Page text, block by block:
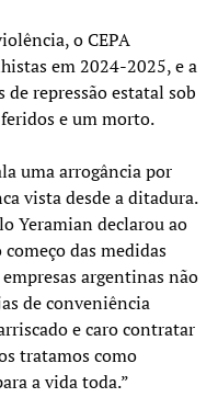
o CEPA
em 2024-2025, e a
repressão estatal sob
e um morto.
uma arrogância por
vista desde a ditadura.
Yeramian declarou ao
começo das medidas
argentinas não
de conveniência
e caro contratar
tratamos como
a vida toda.”